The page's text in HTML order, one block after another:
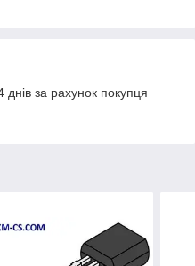
за рахунок покупця